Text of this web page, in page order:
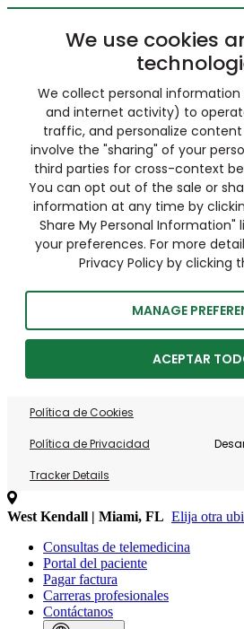
We use cookies
We collect personal
and internet activity) to
traffic, and personalize
involve the "sharing" of your
third parties for cross-context
You can opt out of the sale or
information at any time by
Share My Personal Information"
your preferences. For more
Privacy Policy by clicking
MANAGE
ACEPTAR
Política de Cookies
Política de Privacidad
Tracker Details
West Kendall | Miami, FL Elija otra
Consultas de telemedicina
Portal del paciente
Pagar factura
Carreras profesionales
Contáctanos